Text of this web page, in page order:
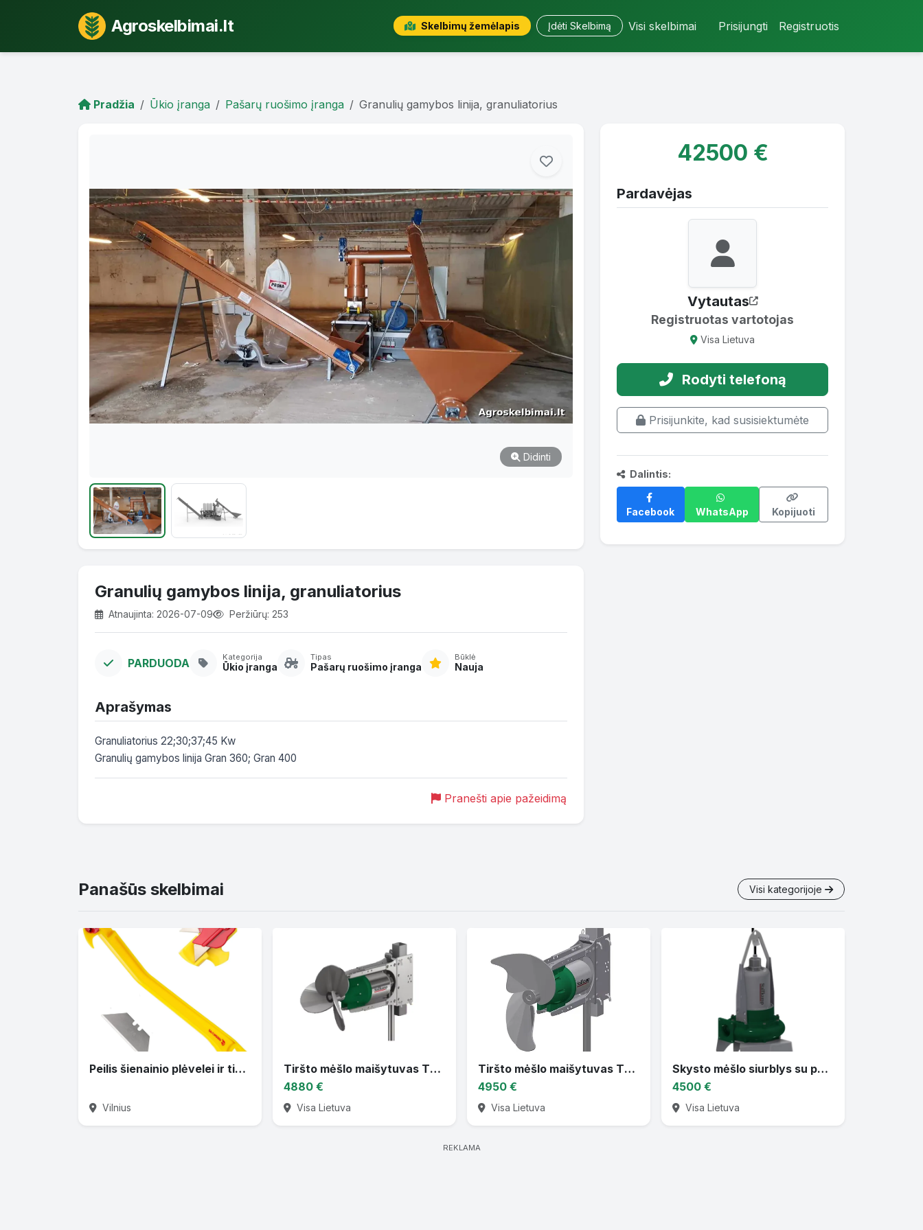
Agroskelbimai.lt Skelbimų žemėlapis Įdėti Skelbimą Visi skelbimai Prisijungti Registruotis
Pradžia Ūkio įranga Pašarų ruošimo įranga Granulių gamybos linija, granuliatorius
Didinti
Granulių gamybos linija, granuliatorius
Atnaujinta: 2026-07-09 Peržiūrų: 253
PARDUODA Kategorija
Ūkio įranga
Tipas
Pašarų ruošimo įranga
Būklė
Nauja
Aprašymas
Granuliatorius 22;30;37;45 Kw
Granulių gamybos linija Gran 360; Gran 400
Pranešti apie pažeidimą
42500 €
Pardavėjas
Vytautas
Registruotas vartotojas
Visa Lietuva
Rodyti telefoną
Prisijunkite, kad susisiektumėte
Dalintis:
Facebook WhatsApp Kopijuoti
Panašūs skelbimai Visi kategorijoje
Peilis šienainio plėvelei ir tinkleliui nupjauti
Vilnius
Tiršto mėšlo maišytuvas TMR 3D
4880 €
Visa Lietuva
Tiršto mėšlo maišytuvas TMR 3 DL
4950 €
Visa Lietuva
Skysto mėšlo siurblys su panardinamu varikliu TMPF3
4500 €
Visa Lietuva
REKLAMA